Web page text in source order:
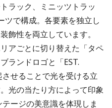
ラック、ミニッツトラッ
ツで構成。各要素を独立し
飾性を両立しています。
アごとに切り替えた「タペ
ランドロゴと「EST.
せることで光を受ける立
光の当たり方によって印象
ージの美意識を体現しま